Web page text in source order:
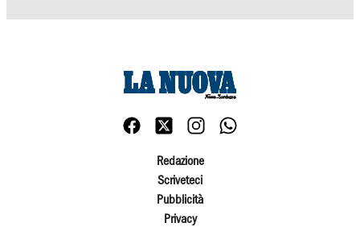
Redazione
Scriveteci
Pubblicità
Privacy